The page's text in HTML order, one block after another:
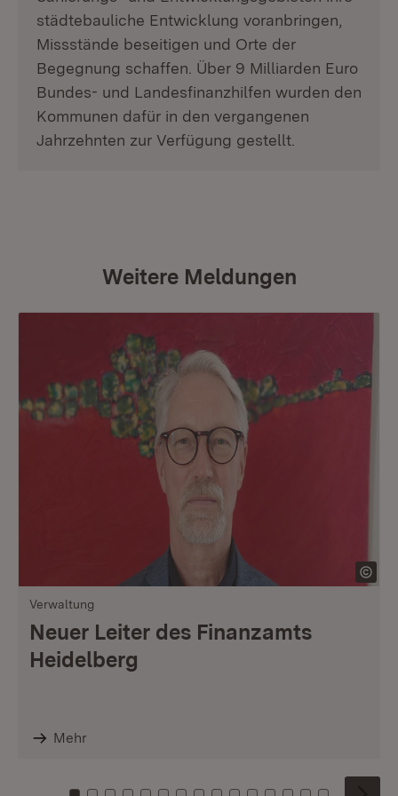
städtebauliche Entwicklung voranbringen,
Missstände beseitigen und Orte der
Begegnung schaffen. Über 9 Milliarden Euro
Bundes- und Landesfinanzhilfen wurden den
Kommunen dafür in den vergangenen
Jahrzehnten zur Verfügung gestellt.
Weitere Meldungen
Verwaltung
Neuer Leiter des Finanzamts
Heidelberg
Mehr